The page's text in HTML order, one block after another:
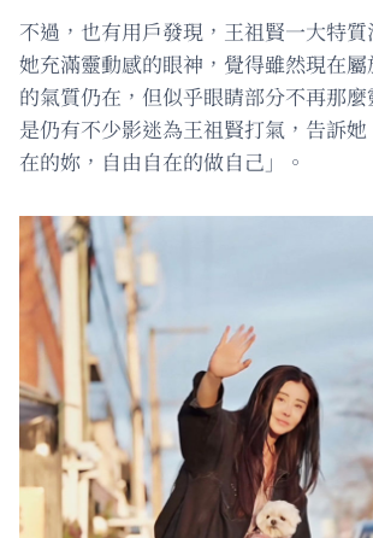
不過，也有用戶發現，王祖賢一大特
她充滿靈動感的眼神，覺得雖然現在屬
的氣質仍在，但似乎眼睛部分不再那
是仍有不少影迷為王祖賢打氣，告訴
在的妳，自由自在的做自己」。